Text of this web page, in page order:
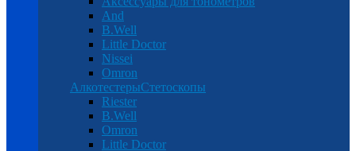
And
B.Well
Little Doctor
Nissei
Omron
АлкотестерыСтетоскопы
Riester
B.Well
Omron
Little Doctor